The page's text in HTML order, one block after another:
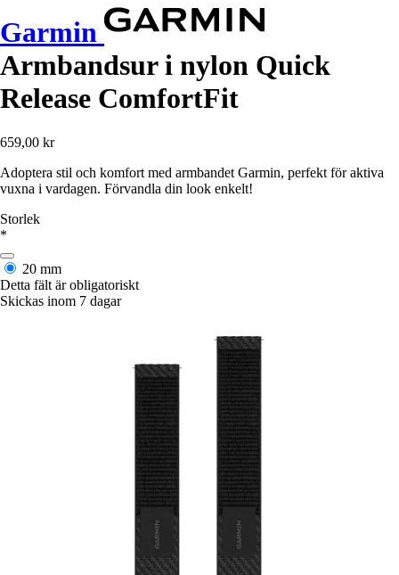
Garmin
Armbandsur i nylon Quick
Release ComfortFit
659,00 kr
Adoptera stil och komfort med armbandet Garmin, perfekt för aktiva
vuxna i vardagen. Förvandla din look enkelt!
Storlek
*
20 mm
Detta fält är obligatoriskt
Skickas inom 7 dagar